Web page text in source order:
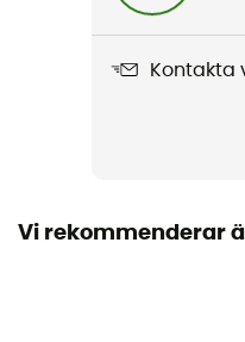
Kontakta
Vi rekommenderar